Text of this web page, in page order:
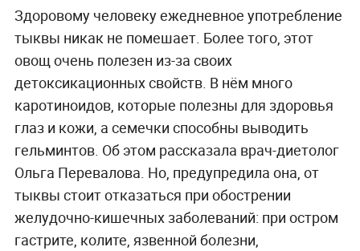
Здоровому человеку ежедневное употребление
тыквы никак не помешает. Более того, этот
овощ очень полезен из-за своих
детоксикационных свойств. В нём много
каротиноидов, которые полезны для здоровья
глаз и кожи, а семечки способны выводить
гельминтов. Об этом рассказала врач-диетолог
Ольга Перевалова. Но, предупредила она, от
тыквы стоит отказаться при обострении
желудочно-кишечных заболеваний: при остром
гастрите, колите, язвенной болезни,